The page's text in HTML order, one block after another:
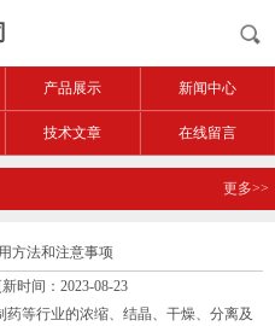
产品展示 新闻中心
技术文章 在线留言
更多>>
方法和注意事项
时间：2023-08-23
药等行业的浓缩、结晶、干燥、分离及